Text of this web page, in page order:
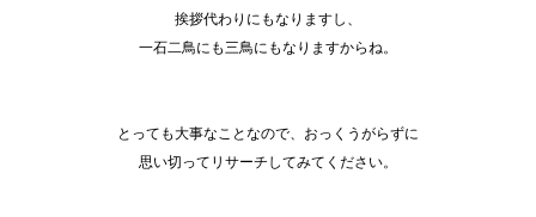
挨拶代わりにもなりますし、
一石二鳥にも三鳥にもなりますからね。
とっても大事なことなので、おっくうがらずに
思い切ってリサーチしてみてください。